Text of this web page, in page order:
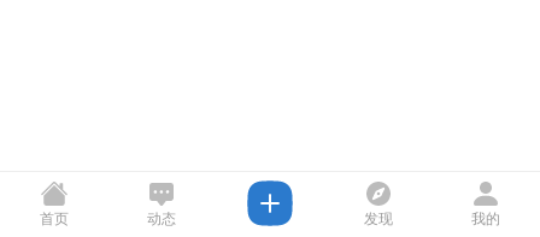
首页 动态 发现 我的